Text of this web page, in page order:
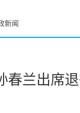
新闻
春兰出席